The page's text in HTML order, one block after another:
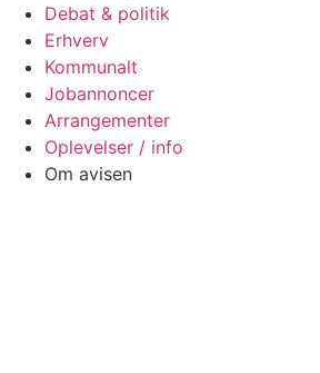
Debat & politik
Erhverv
Kommunalt
Jobannoncer
Arrangementer
Oplevelser / info
Om avisen